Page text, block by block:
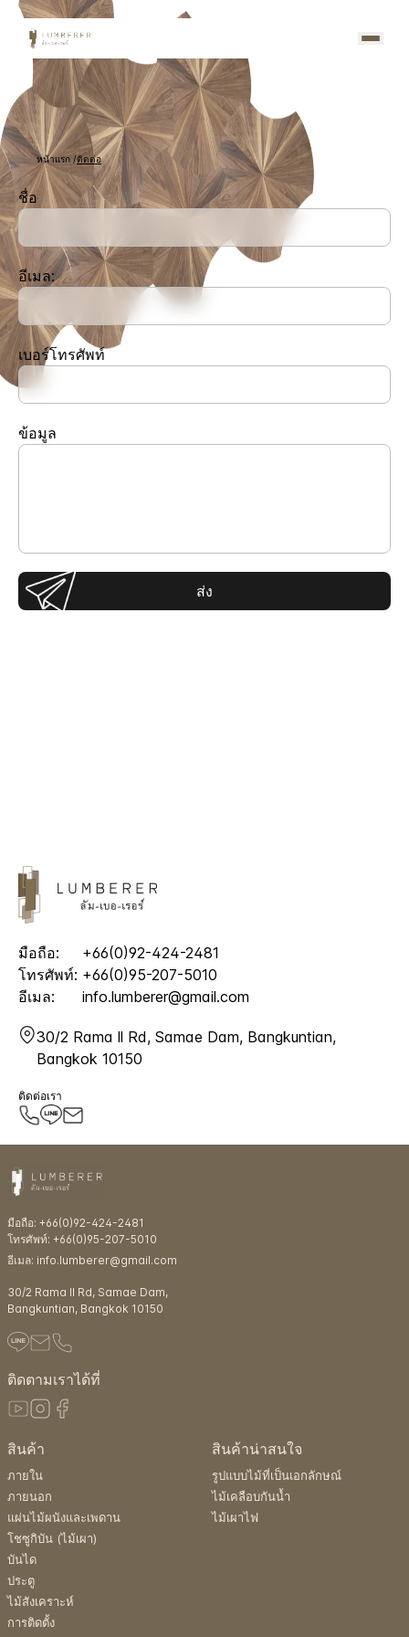
หน้าแรก /ติดต่อ
ชื่อ
อีเมล:
เบอร์โทรศัพท์
ข้อมูล
ส่ง
มือถือ:
+66(0)92-424-2481
โทรศัพท์: +66(0)95-207-5010
อีเมล:
info.lumberer@gmail.com
30/2 Rama ll Rd, Samae Dam, Bangkuntian,
Bangkok 10150
ติดต่อเรา
มือถือ: +66(0)92-424-2481
โทรศัพท์: +66(0)95-207-5010
อีเมล: info.lumberer@gmail.com
30/2 Rama ll Rd, Samae Dam,
Bangkuntian, Bangkok 10150
ติดตามเราได้ที่
สินค้า
ภายใน
ภายนอก
แผ่นไม้ผนังและเพดาน
โชซูกิบัน (ไม้เผา)
บันได
ประตู
ไม้สังเคราะห์
การติดตั้ง
สินค้าน่าสนใจ
รูปแบบไม้ที่เป็นเอกลักษณ์
ไม้เคลือบกันน้ำ
ไม้เผาไฟ